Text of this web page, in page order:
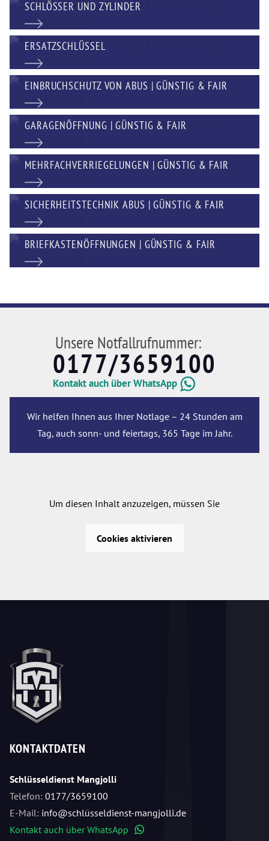
SCHLÖSSER UND ZYLINDER
ERSATZSCHLÜSSEL
EINBRUCHSCHUTZ VON ABUS | GÜNSTIG & FAIR
GARAGENÖFFNUNG | GÜNSTIG & FAIR
MEHRFACHVERRIEGELUNGEN | GÜNSTIG & FAIR
SICHERHEITSTECHNIK ABUS | GÜNSTIG & FAIR
BRIEFKASTENÖFFNUNGEN | GÜNSTIG & FAIR
Unsere Notfallrufnummer:
0177/3659100
Kontakt auch über WhatsApp
Wir helfen Ihnen aus Ihrer Notlage – 24 Stunden am
Tag, auch sonn- und feiertags, 365 Tage im Jahr.
Um diesen Inhalt anzuzeigen, müssen Sie
Cookies aktivieren
KONTAKTDATEN
Schlüsseldienst Mangjolli
Telefon: 0177/3659100
E-Mail: info@schlüsseldienst-mangjolli.de
Kontakt auch über WhatsApp